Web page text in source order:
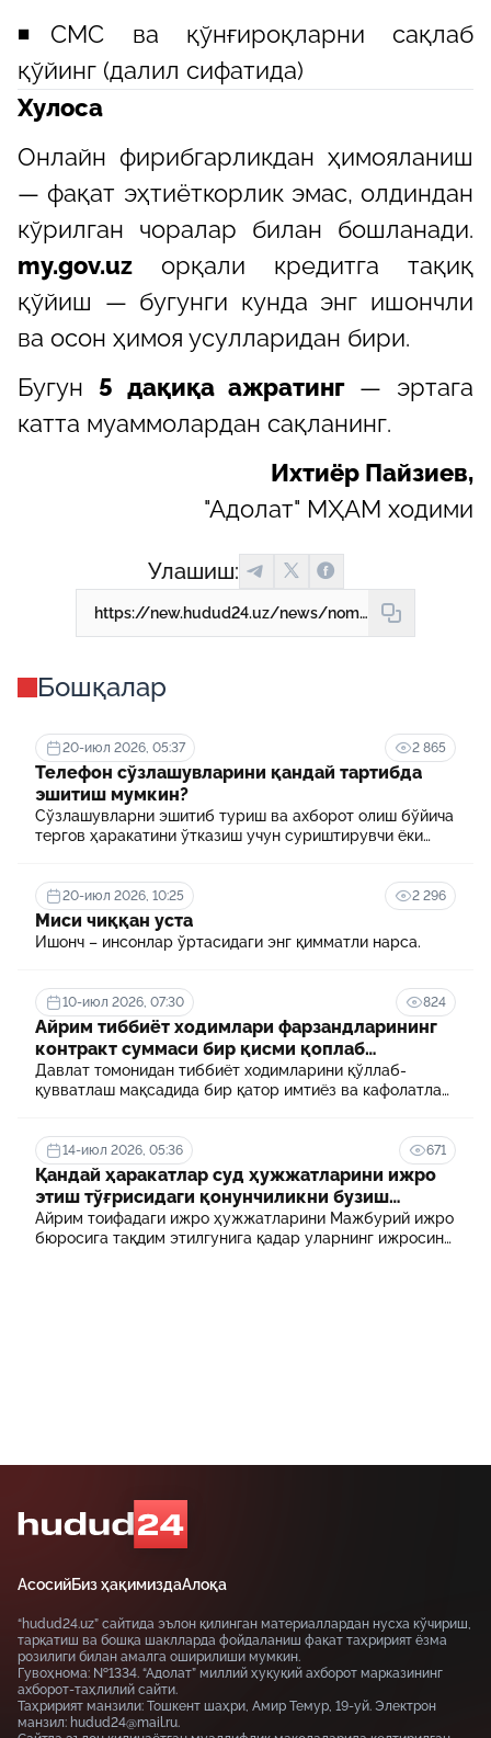
◾️СМС ва қўнғироқларни сақлаб
қўйинг (далил сифатида)
Хулоса
Онлайн фирибгарликдан ҳимояланиш
— фақат эҳтиёткорлик эмас, олдиндан
кўрилган чоралар билан бошланади.
my.gov.uz орқали кредитга тақиқ
қўйиш — бугунги кунда энг ишончли
ва осон ҳимоя усулларидан бири.
Бугун 5 дақиқа ажратинг— эртага
катта муаммолардан сақланинг.
Ихтиёр Пайзиев,
"Адолат" МҲАМ ходими
Улашиш:
https://new.hudud24.uz/news/nomingizga-kredit-olishni-cheklashda-mukhim-5-zhikhat
Бошқалар
20-июл 2026, 05:37 2 865
Телефон сўзлашувларини қандай тартибда
эшитиш мумкин?
Сўзлашувларни эшитиб туриш ва ахборот олиш бўйича
тергов ҳаракатини ўтказиш учун суриштирувчи ёки
20-июл 2026, 10:25 2 296
Миси чиққан уста
Ишонч – инсонлар ўртасидаги энг қимматли нарса.
10-июл 2026, 07:30 824
Айрим тиббиёт ходимлари фарзандларининг
контракт суммаси бир қисми қоплаб
берилади
Давлат томонидан тиббиёт ходимларини қўллаб-
қувватлаш мақсадида бир қатор имтиёз ва кафолатлар
муассасасида ўқиш учун тўланадиган контракт
маблағининг бир қисмини қоплаб бериш тартибидир
14-июл 2026, 05:36 671
Қандай ҳаракатлар суд ҳужжатларини ижро
этиш тўғрисидаги қонунчиликни бузиш
ҳисобланади? 5 муҳим факт
Айрим тоифадаги ижро ҳужжатларини Мажбурий ижро
бюросига тақдим этилгунига қадар уларнинг ижросини
АсосийБиз ҳақимиздаАлоқа
“hudud24.uz” сайтида эълон қилинган материаллардан нусха кўчириш,
тарқатиш ва бошқа шаклларда фойдаланиш фақат таҳририят ёзма
розилиги билан амалга оширилиши мумкин.
Гувоҳнома: №1334. “Адолат” миллий ҳуқуқий ахборот марказининг
ахборот-таҳлилий сайти.
Таҳририят манзили: Тошкент шаҳри, Амир Темур, 19-уй. Электрон
манзил: hudud24@mail.ru.